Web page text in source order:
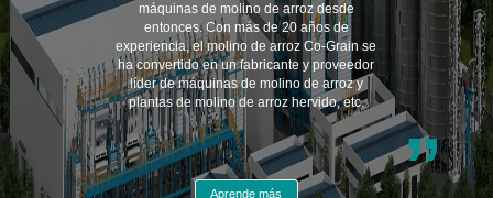
máquinas de molino de arroz desde
entonces. Con más de 20 años de
experiencia, el molino de arroz Co-Grain se
ha convertido en un fabricante y proveedor
líder de máquinas de molino de arroz y
plantas de molino de arroz hervido, etc.
”
Aprende más